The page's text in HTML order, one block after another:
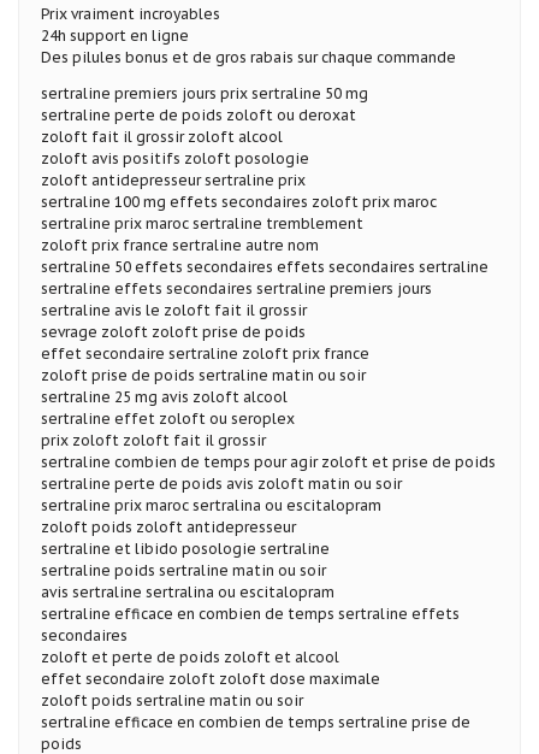
Prix vraiment incroyables
24h support en ligne
Des pilules bonus et de gros rabais sur chaque commande
sertraline premiers jours prix sertraline 50 mg
sertraline perte de poids zoloft ou deroxat
zoloft fait il grossir zoloft alcool
zoloft avis positifs zoloft posologie
zoloft antidepresseur sertraline prix
sertraline 100 mg effets secondaires zoloft prix maroc
sertraline prix maroc sertraline tremblement
zoloft prix france sertraline autre nom
sertraline 50 effets secondaires effets secondaires sertraline
sertraline effets secondaires sertraline premiers jours
sertraline avis le zoloft fait il grossir
sevrage zoloft zoloft prise de poids
effet secondaire sertraline zoloft prix france
zoloft prise de poids sertraline matin ou soir
sertraline 25 mg avis zoloft alcool
sertraline effet zoloft ou seroplex
prix zoloft zoloft fait il grossir
sertraline combien de temps pour agir zoloft et prise de poids
sertraline perte de poids avis zoloft matin ou soir
sertraline prix maroc sertralina ou escitalopram
zoloft poids zoloft antidepresseur
sertraline et libido posologie sertraline
sertraline poids sertraline matin ou soir
avis sertraline sertralina ou escitalopram
sertraline efficace en combien de temps sertraline effets
secondaires
zoloft et perte de poids zoloft et alcool
effet secondaire zoloft zoloft dose maximale
zoloft poids sertraline matin ou soir
sertraline efficace en combien de temps sertraline prise de
poids